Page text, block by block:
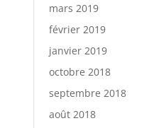
mars 2019
février 2019
janvier 2019
octobre 2018
septembre 2018
août 2018